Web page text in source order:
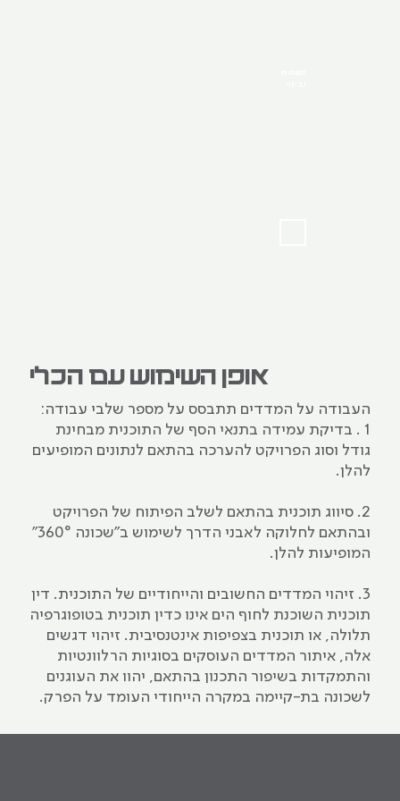
אופן השימוש עם הכלי
העבודה על המדדים תתבסס על מספר שלבי עבודה:
1 . בדיקת עמידה בתנאי הסף של התוכנית מבחינת
גודל וסוג הפרויקט להערכה בהתאם לנתונים המופיעים
להלן.
2. סיווג תוכנית בהתאם לשלב הפיתוח של הפרויקט
ובהתאם לחלוקה לאבני הדרך לשימוש ב"שכונה 360°"
המופיעות להלן.
3. זיהוי המדדים החשובים והייחודיים של התוכנית. דין
תוכנית השוכנת לחוף הים אינו כדין תוכנית בטופוגרפיה
תלולה, או תוכנית בצפיפות אינטנסיבית. זיהוי דגשים
אלה, איתור המדדים העוסקים בסוגיות הרלוונטיות
והתמקדות בשיפור התכנון בהתאם, יהוו את העוגנים
לשכונה בת-קיימה במקרה הייחודי העומד על הפרק.